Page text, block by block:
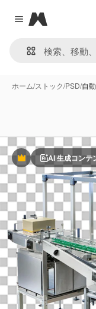
Close menu
Magnific
ホーム/ストック/PSD/自
PremiumAI 生成コンテ